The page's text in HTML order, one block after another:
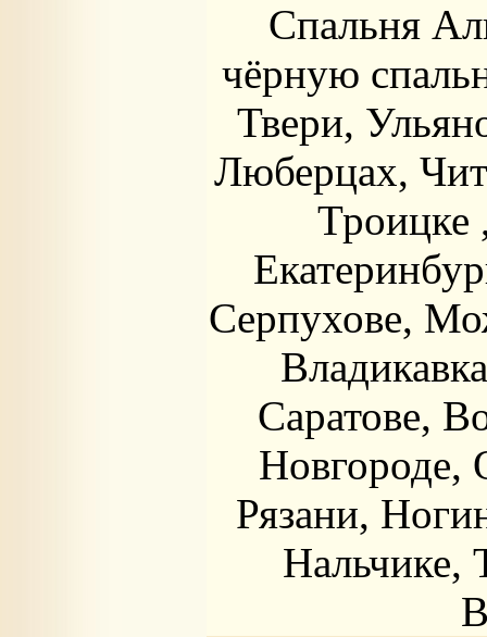
Спальня
чёрную
Твери,
Люберцах,
Троицке
Серпухове,
Саратове,
Новгороде,
Рязани,
Нальчике,